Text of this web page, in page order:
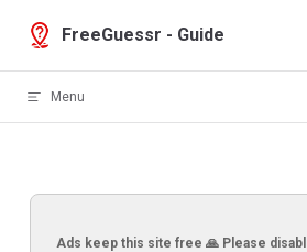
Skip to content
FreeGuessr - Guide
Menu
Ads keep this site free 🙏 Please